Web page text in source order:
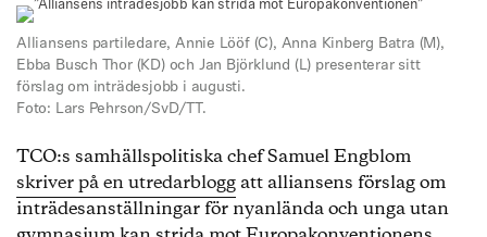
Alliansens partiledare, Annie Lööf (C), Anna Kinberg Batra (M),
Ebba Busch Thor (KD) och Jan Björklund (L) presenterar sitt
förslag om inträdesjobb i augusti.
Foto: Lars Pehrson/SvD/TT.
TCO:s samhällspolitiska chef Samuel Engblom
skriver på en utredarblogg att alliansens förslag om
inträdesanställningar för nyanlända och unga utan